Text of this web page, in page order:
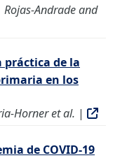
Rojas-Andrade and
de la
en los
Horner et al. |
de COVID-19